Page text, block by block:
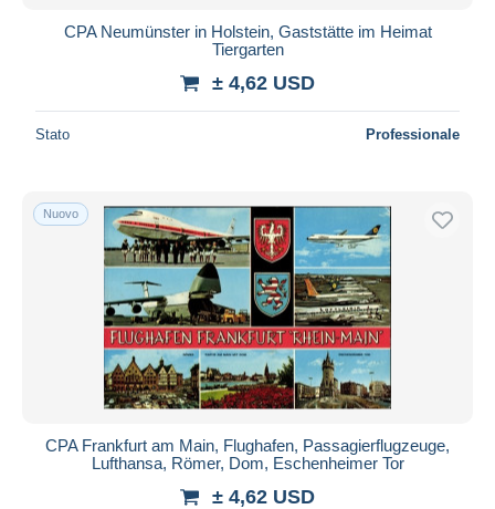
CPA Neumünster in Holstein, Gaststätte im Heimat
Tiergarten
± 4,62 USD
Stato Professionale
Nuovo
CPA Frankfurt am Main, Flughafen, Passagierflugzeuge,
Lufthansa, Römer, Dom, Eschenheimer Tor
± 4,62 USD